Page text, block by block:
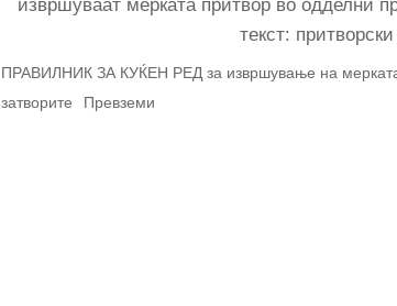
извршуваат мерката притвор во одделни
текст:
ПРАВИЛНИК ЗА КУЌЕН РЕД за извршување на мерката
затворите
Превземи